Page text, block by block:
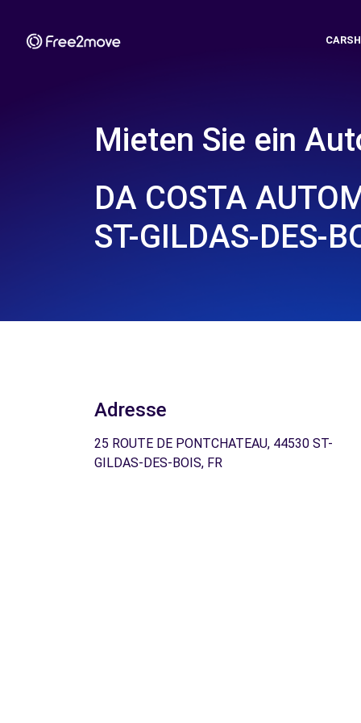
Mieten Sie ein
DA COSTA
ST-GILDAS-DES-
Adresse
25 ROUTE DE PONTCHATEAU, 44530 ST-
GILDAS-DES-BOIS, FR